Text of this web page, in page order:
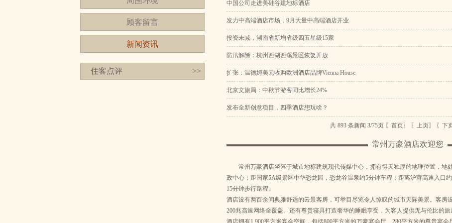
顾客留言
新闻资讯
住客点评 >>
中国公司走进美硅谷建地标酒店
发力中高端酒店市场，9月大量中高端酒店开业
投资未减，湖南省新增省级四五星级15家
防汛解除：杭州西湖西溪景区恢复开放
扩张：温德姆美元收购欧洲酒店品牌Vienna House
北京文旅局：中秋节游客同比增长24%
发布全新创意项目，四季酒店想玩啥？
共 893 条新闻 3/75页 〖首页〗 〖上页〗 〖下
常州万豪酒店欢迎您
常州万豪酒店坐落于城市地标建筑现代传媒中心，拥有得天独厚的地理位置，地
政中心；距国家5A级景区中华恐龙园，恐龙谷温泉约5分钟车程；距离沪蓉高速入口
15分钟步行路程。
酒店设有两百余间典雅舒适的云景客房，可举目尽览令人惊叹的城市天际美景。客房
200兆高速网络全覆盖。还有尊贵寝具打造奢华的睡眠享受，为客人提供无与伦比的旅
酒店拥有1,900平方米宴会空间，包括800平方米的万豪宴会厅、280平方米的尊贵宴